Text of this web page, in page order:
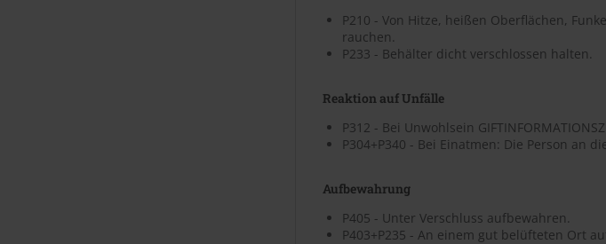
P210 - Von Hitze, heißen Oberflächen,
rauchen.
P233 - Behälter dicht verschlossen halten.
Reaktion auf Unfälle
P312 - Bei Unwohlsein
P304+P340 - Bei Einatmen: Die Person
Aufbewahrung
P405 - Unter Verschluss aufbewahren.
P403+P235 - An einem gut belüfteten Ort